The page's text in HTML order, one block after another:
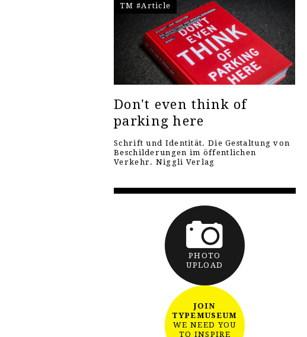
TM #Article
Don't even think of
parking here
Schrift und Identität. Die Gestaltung von
Beschilderungen im öffentlichen
Verkehr. Niggli Verlag
PHOTO
UPLOAD
JOIN
TYPEMUSEUM
WE NEED YOU
TO INSPIRE